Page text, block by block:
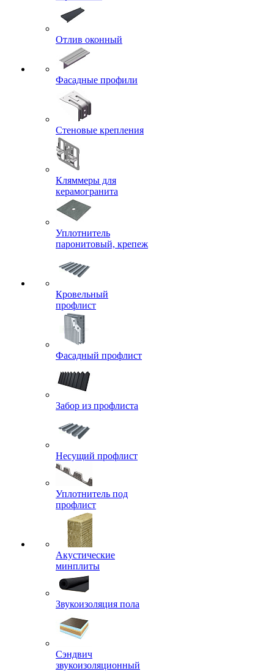
Отлив оконный
Фасадные профили
Стеновые крепления
Кляммеры для
керамогранита
Уплотнитель
паронитовый, крепеж
Кровельный
профлист
Фасадный профлист
Забор из профлиста
Несущий профлист
Уплотнитель под
профлист
Акустические
минплиты
Звукоизоляция пола
Сэндвич
звукоизоляционный